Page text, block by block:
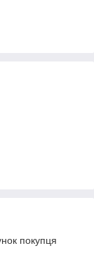
покупця